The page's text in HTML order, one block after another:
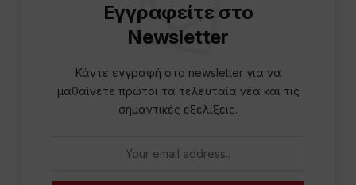
Εγγραφείτε στο
Newsletter
Κάντε εγγραφή στο newsletter για να
μαθαίνετε πρώτοι τα τελευταία νέα και τις
σημαντικές εξελίξεις.